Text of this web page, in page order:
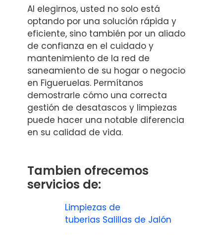
Al elegirnos, usted no solo está
optando por una solución rápida y
eficiente, sino también por un aliado
de confianza en el cuidado y
mantenimiento de la red de
saneamiento de su hogar o negocio
en Figueruelas. Permítanos
demostrarle cómo una correcta
gestión de desatascos y limpiezas
puede hacer una notable diferencia
en su calidad de vida.
Tambien ofrecemos
servicios de:
Limpiezas de
tuberias Salillas de Jalón